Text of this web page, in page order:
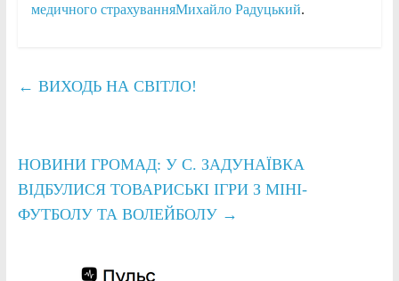
медичного страхуванняМихайло Радуцький.
← ВИХОДЬ НА СВІТЛО!
НОВИНИ ГРОМАД: У С. ЗАДУНАЇВКА
ВІДБУЛИСЯ ТОВАРИСЬКІ ІГРИ З МІНІ-
ФУТБОЛУ ТА ВОЛЕЙБОЛУ →